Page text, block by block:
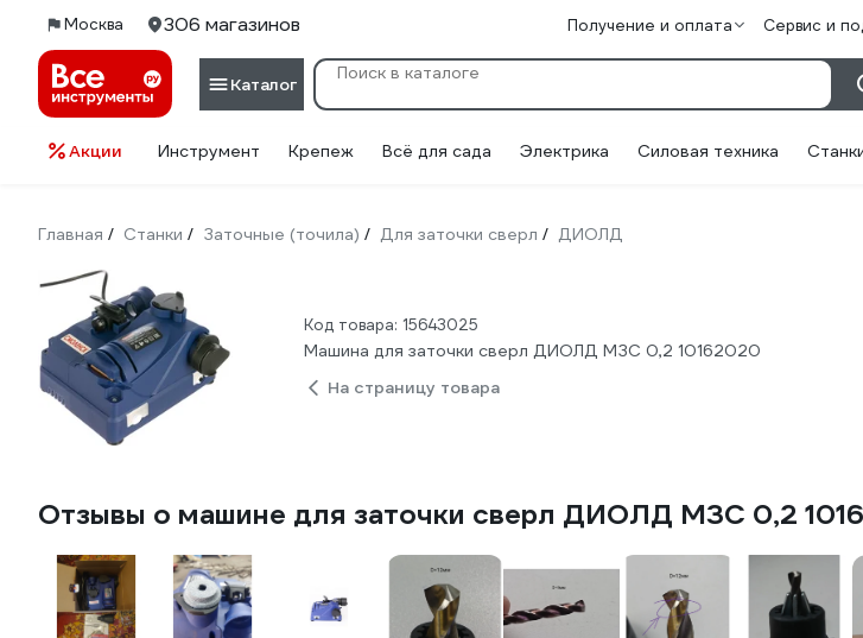
Москва 306 магазинов Получение и оплата Сервис и
Каталог
Акции Инструмент Крепеж Всё для сада Электрика Силовая техника
Главная / Станки / Заточные (точила) / Для заточки сверл / ДИОЛД
Код товара: 15643025
Машина для заточки сверл ДИОЛД МЗС 0,2 10162020
На страницу товара
Отзывы о машине для заточки сверл ДИОЛД МЗС 0,2